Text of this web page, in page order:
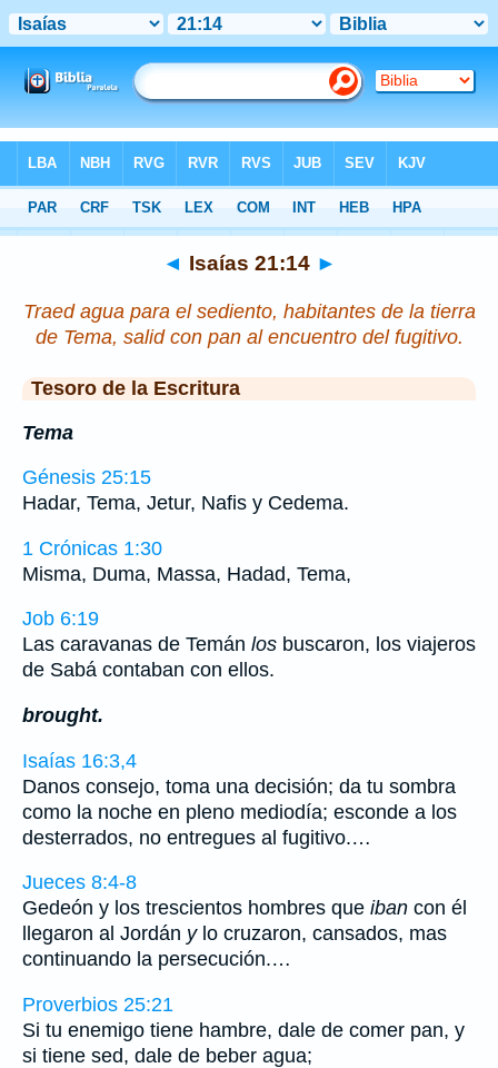
>Isaías > Capítulo 21> Verso 14
◄ Isaías 21:14 ►
Traed agua para el sediento, habitantes de la tierra
de Tema, salid con pan al encuentro del fugitivo.
Tesoro de la Escritura
Tema
Génesis 25:15
Hadar, Tema, Jetur, Nafis y Cedema.
1 Crónicas 1:30
Misma, Duma, Massa, Hadad, Tema,
Job 6:19
Las caravanas de Temán los buscaron, los viajeros
de Sabá contaban con ellos.
brought.
Isaías 16:3,4
Danos consejo, toma una decisión; da tu sombra
como la noche en pleno mediodía; esconde a los
desterrados, no entregues al fugitivo.…
Jueces 8:4-8
Gedeón y los trescientos hombres que iban con él
llegaron al Jordán ylo cruzaron, cansados, mas
continuando la persecución.…
Proverbios 25:21
Si tu enemigo tiene hambre, dale de comer pan, y
si tiene sed, dale de beber agua;